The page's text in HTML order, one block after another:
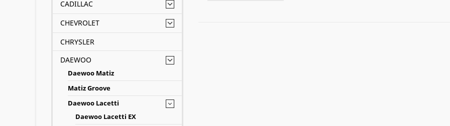
CADILLAC
CHEVROLET
CHRYSLER
DAEWOO
Daewoo Matiz
Matiz Groove
Daewoo Lacetti
Daewoo Lacetti EX